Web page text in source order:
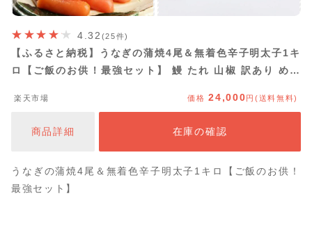
4.32 (25件)
【ふるさと納税】うなぎの蒲焼4尾＆無着色辛子明太子1キ
ロ【ご飯のお供！最強セット】 鰻 たれ 山椒 訳あり めん
楽天市場 価格24,000円(送料無料)
商品詳細 在庫の確認
うなぎの蒲焼4尾＆無着色辛子明太子1キロ【ご飯のお供！
最強セット】